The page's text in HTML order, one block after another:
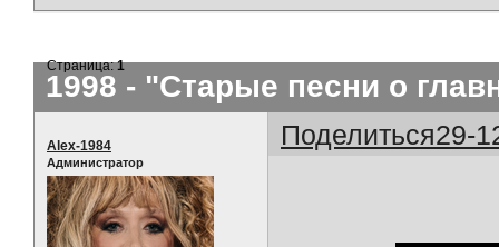
1998 - "Старые песни о
Страница:1
Поделиться29-
Alex-1984
Администратор